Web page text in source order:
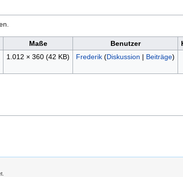
Maße Benutzer
1.012 × 360 (42 KB) Frederik (Diskussion | Beiträge)